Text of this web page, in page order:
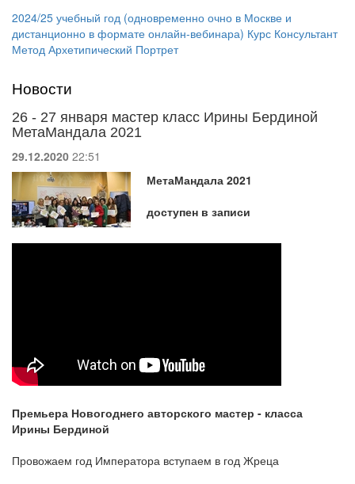
2024/25 учебный год (одновременно очно в Москве и
дистанционно в формате онлайн-вебинара) Курс Консультант
Метод Архетипический Портрет
Новости
26 - 27 января мастер класс Ирины Бердиной
МетаМандала 2021
29.12.2020 22:51
МетаМандала 2021
доступен в записи
Премьера Новогоднего авторского мастер - класса
Ирины Бердиной
Провожаем год Императора вступаем в год Жреца